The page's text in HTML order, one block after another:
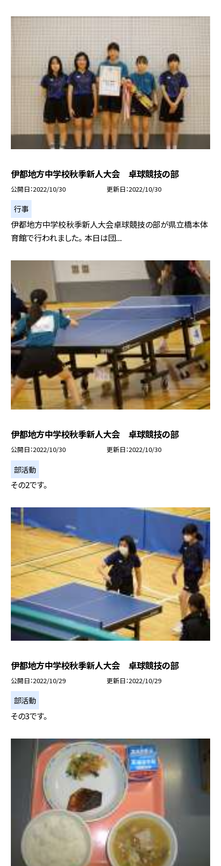
伊都地方中学校秋季新人大会 卓球競技の部
公開日 2022/10/30 更新日 2022/10/30
行事
伊都地方中学校秋季新人大会卓球競技の部が県立橋本体
育館で行われました。 本日は団...
伊都地方中学校秋季新人大会 卓球競技の部
公開日 2022/10/30 更新日 2022/10/30
部活動
その2です。
伊都地方中学校秋季新人大会 卓球競技の部
公開日 2022/10/29 更新日 2022/10/29
部活動
その3です。